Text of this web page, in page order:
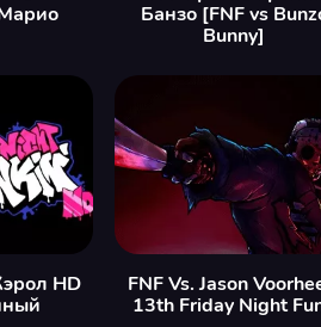
Банзо [FNF vs
Bunny]
HD
FNF Vs. Jason
13th Friday Night